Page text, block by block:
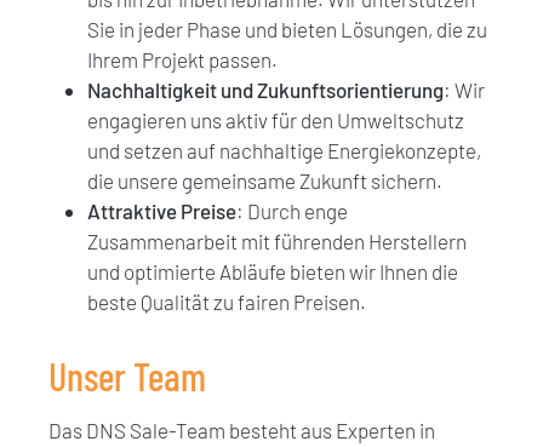
Sie in jeder Phase und bieten Lösungen, die zu
Ihrem Projekt passen.
Nachhaltigkeit und Zukunftsorientierung: Wir
engagieren uns aktiv für den Umweltschutz
und setzen auf nachhaltige Energiekonzepte,
die unsere gemeinsame Zukunft sichern.
Attraktive Preise: Durch enge
Zusammenarbeit mit führenden Herstellern
und optimierte Abläufe bieten wir Ihnen die
beste Qualität zu fairen Preisen.
Unser Team
Das DNS Sale-Team besteht aus Experten in